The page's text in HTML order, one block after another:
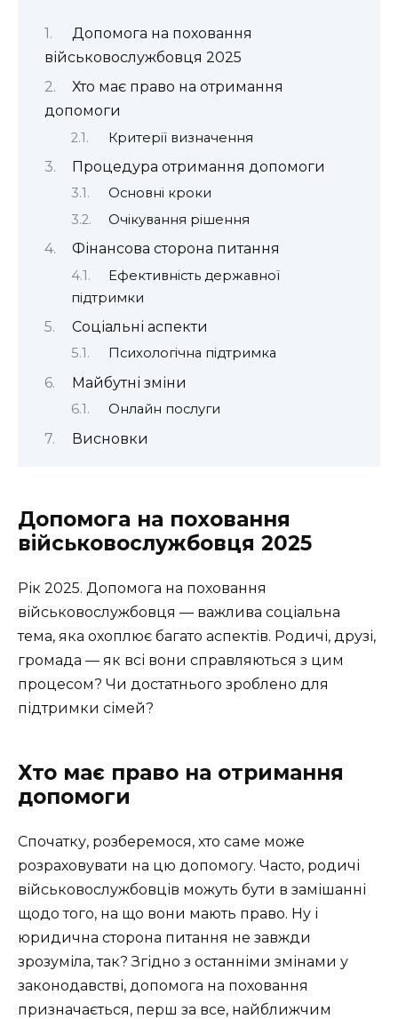
Допомога на поховання
військовослужбовця 2025
Хто має право на отримання
допомоги
Критерії визначення
Процедура отримання допомоги
Основні кроки
Очікування рішення
Фінансова сторона питання
Ефективність державної
підтримки
Соціальні аспекти
Психологічна підтримка
Майбутні зміни
Онлайн послуги
Висновки
Допомога на поховання
військовослужбовця 2025
Рік 2025. Допомога на поховання
військовослужбовця — важлива соціальна
тема, яка охоплює багато аспектів. Родичі, друзі,
громада — як всі вони справляються з цим
процесом? Чи достатнього зроблено для
підтримки сімей?
Хто має право на отримання
допомоги
Спочатку, розберемося, хто саме може
розраховувати на цю допомогу. Часто, родичі
військовослужбовців можуть бути в замішанні
щодо того, на що вони мають право. Ну і
юридична сторона питання не завжди
зрозуміла, так? Згідно з останніми змінами у
законодавстві, допомога на поховання
призначається, перш за все, найближчим